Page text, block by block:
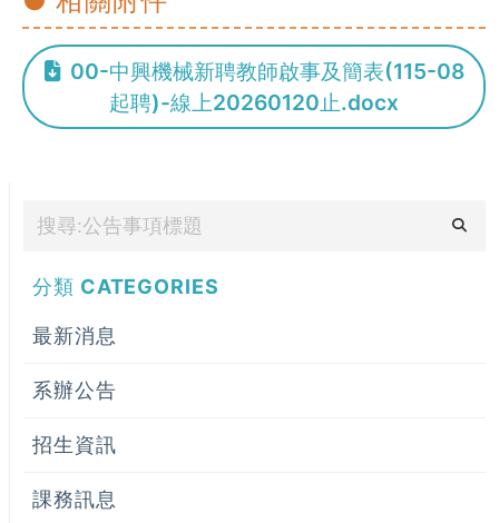
00-中興機械新聘教師啟事及簡表(115-08
起聘)-線上20260120止.docx
分類 CATEGORIES
最新消息
系辦公告
招生資訊
課務訊息